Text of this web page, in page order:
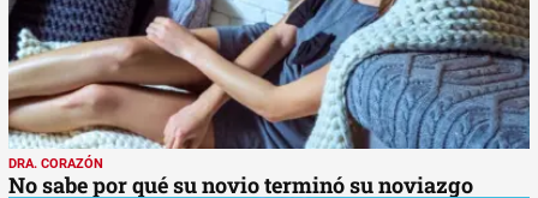
DRA. CORAZÓN
No sabe por qué su novio terminó su noviazgo